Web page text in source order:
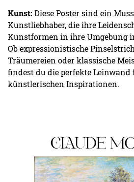
Kunst: Diese Poster sind ein
Kunstliebhaber, die ihre
Kunstformen in ihre Umgebung
Ob expressionistische
Träumereien oder klassische
findest du die perfekte Leinwand
künstlerischen Inspirationen.